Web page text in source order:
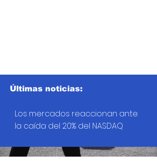
Últimas noticias:
Los mercados reaccionan ante
la caída del 20% del NASDAQ